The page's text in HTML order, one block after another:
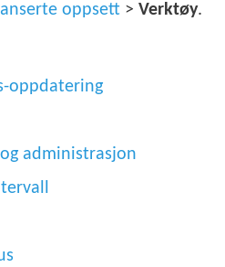
oppsett >Verktøy.
oppdatering
administrasjon